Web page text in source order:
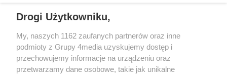
Drogi Użytkowniku,
My, naszych 1162 zaufanych partnerów oraz inne
podmioty z Grupy 4media uzyskujemy dostęp i
przechowujemy informacje na urządzeniu oraz
przetwarzamy dane osobowe, takie jak unikalne